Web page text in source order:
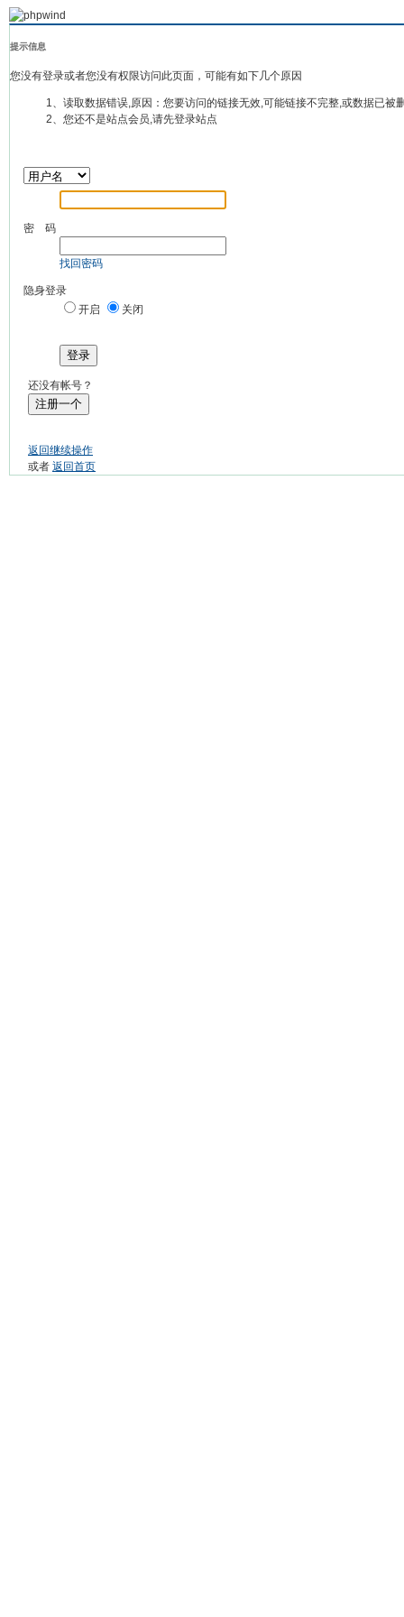
提示信息
您没有登录或者您没有权限访问此页面，可能有如下几个原因
1、读取数据错误,原因：您要访问的链接无效,可能链接不完整,或数据已被
2、您还不是站点会员,请先登录站点
密 码
找回密码
隐身登录
开启
关闭
登录
还没有帐号？
注册一个
返回继续操作
或者 返回首页